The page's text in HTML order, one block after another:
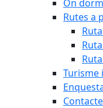
On
Rutes a
Turisme
Contacte